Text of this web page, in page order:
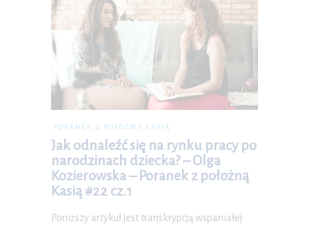
PORANEK Z POŁOŻNĄ KASIĄ
Jak odnaleźć się na rynku pracy po
narodzinach dziecka? – Olga
Kozierowska – Poranek z położną
Kasią #22 cz.1
Poniższy artykuł jest transkrypcją wspaniałej